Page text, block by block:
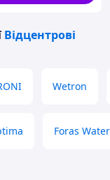
Відцентрові
Wetron
Foras